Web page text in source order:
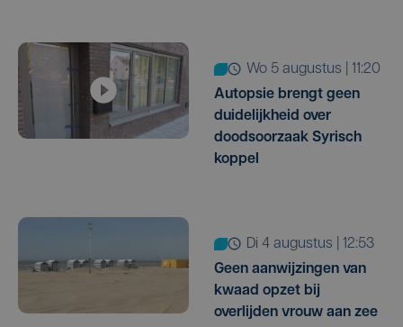
wo 5 augustus | 11:20
Autopsie brengt geen
duidelijkheid over
doodsoorzaak Syrisch
koppel
di 4 augustus | 12:53
Geen aanwijzingen van
kwaad opzet bij
overlijden vrouw aan zee